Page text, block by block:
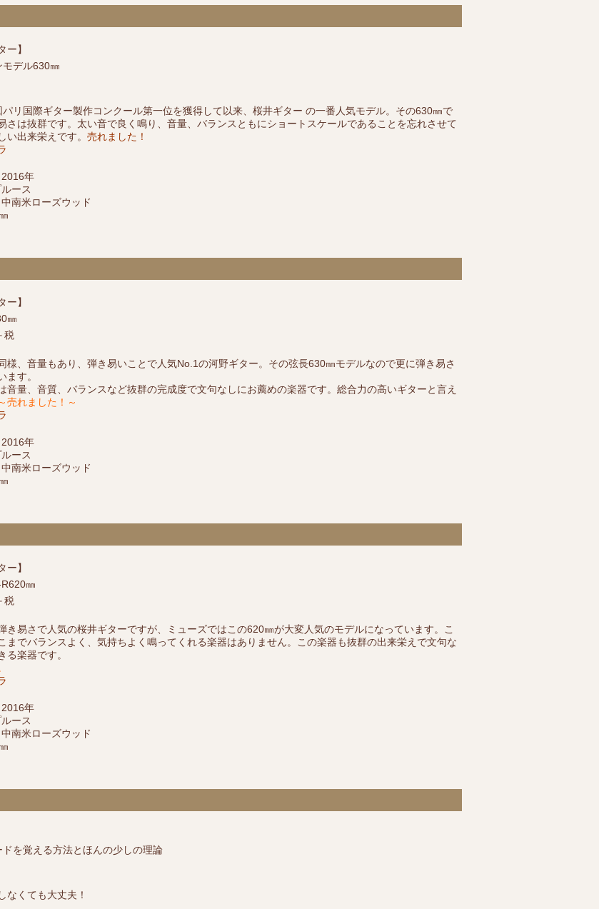
ー】
モデル630㎜
リ国際ギター製作コンクール第一位を獲得して以来、桜井ギター の一番人気モデル。その630㎜で
さは抜群です。太い音で良く鳴り、音量、バランスともにショートスケールであることを忘れさせて
い出来栄えです。 売れました！
年
ース
南米ローズウッド
ー】
㎜
税
様、音量もあり、弾き易いことで人気No.1の河野ギター。その弦長630㎜モデルなので更に弾き易さ
ます。
音量、音質、バランスなど抜群の完成度で文句なしにお薦めの楽器です。総合力の高いギターと言え
～売れました！～
年
ース
南米ローズウッド
ー】
㎜
税
き易さで人気の桜井ギターですが、ミューズではこの620㎜が大変人気のモデルになっています。こ
までバランスよく、気持ちよく鳴ってくれる楽器はありません。この楽器も抜群の出来栄えで文句な
る楽器です。
年
ース
南米ローズウッド
ドを覚える方法とほんの少しの理論
なくても大丈夫！